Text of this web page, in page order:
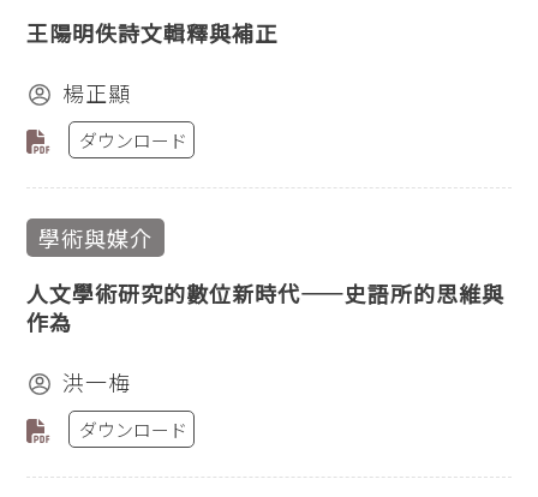
王陽明佚詩文輯釋與補正
楊正顯
ダウンロード
學術與媒介
人文學術研究的數位新時代——史語所的思維與
作為
洪一梅
ダウンロード